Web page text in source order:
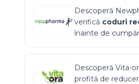
Descoperă
verifică coduri
înainte de
Descoperă Vita-
profită de